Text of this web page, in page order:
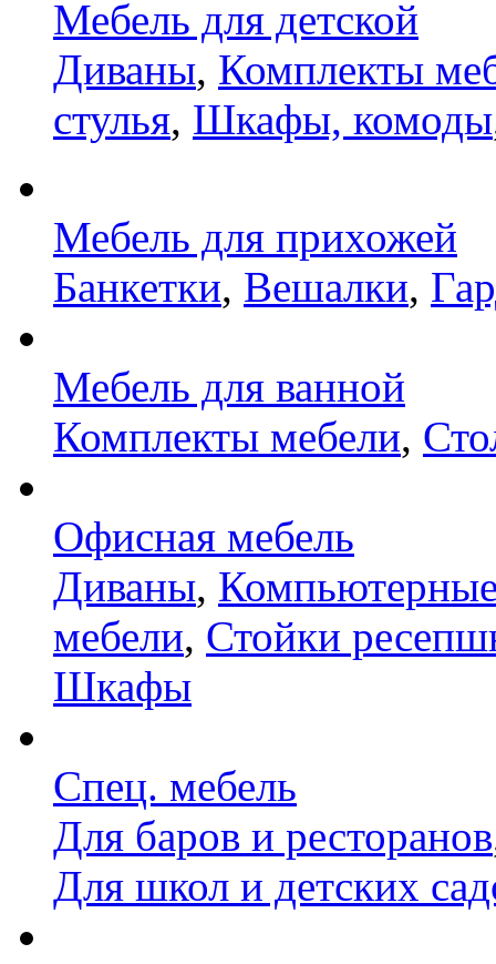
Мебель для детской
Диваны, Комплекты
стулья, Шкафы, комоды
Мебель для прихожей
Банкетки, Вешалки,
Мебель для ванной
Комплекты мебели,
Офисная мебель
Диваны,
мебели, Стойки
Шкафы
Спец. мебель
Для баров и ресторанов
Для школ и детских